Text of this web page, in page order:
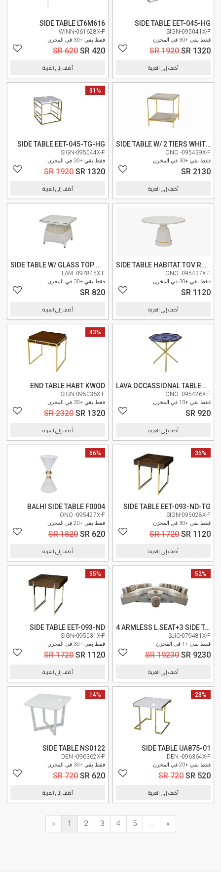
SIDE TABLE LT6M616
WINN-061628X-F
فقط بقي +30 في المخزن
SR 620 SR 420
أضف إلى العربة
SIDE TABLE EET-045-HG
SIGN-095041X-F
فقط بقي +30 في المخزن
SR 1920 SR 1320
أضف إلى العربة
31%
SIDE TABLE EET-045-TG-HG
SIGN-095044X-F
فقط بقي +30 في المخزن
SR 1920 SR 1320
أضف إلى العربة
SIDE TABLE W/ 2 TIERS WHITE MARBLE F068
ONO -095439X-F
فقط بقي +30 في المخزن
SR 2130
أضف إلى العربة
SIDE TABLE W/ GLASS TOP MLM-210177
LAM -097845X-F
فقط بقي +30 في المخزن
SR 820
أضف إلى العربة
SIDE TABLE HABITAT TOV ROUND
ONO -095437X-F
فقط بقي +30 في المخزن
SR 1120
أضف إلى العربة
43%
END TABLE HABT KWOD
SIGN-095036X-F
فقط بقي +30 في المخزن
SR 2320 SR 1320
أضف إلى العربة
LAVA OCCASSIONAL TABLE F0003
ONO -095426X-F
فقط بقي +10 في المخزن
SR 920
أضف إلى العربة
66%
BALHI SIDE TABLE F0004
ONO -095427X-F
فقط بقي +20 في المخزن
SR 1820 SR 620
أضف إلى العربة
35%
SIDE TABLE EET-093-ND-TG
SIGN-095028X-F
فقط بقي +30 في المخزن
SR 1720 SR 1120
أضف إلى العربة
35%
SIDE TABLE EET-093-ND
SIGN-095031X-F
فقط بقي +30 في المخزن
SR 1720 SR 1120
أضف إلى العربة
52%
4 ARMLESS L.SEAT+3 SIDE TABLE+1 COFFEE TABLE ZW-841
SJIC-079481X-F
فقط بقي +1 في المخزن
SR 19230 SR 9230
أضف إلى العربة
14%
SIDE TABLE NS0122
DEN -096362X-F
فقط بقي +30 في المخزن
SR 720 SR 620
أضف إلى العربة
28%
SIDE TABLE UA875-01
DEN -096364X-F
فقط بقي +20 في المخزن
SR 720 SR 520
أضف إلى العربة
« 1 2 3 4 5 … »